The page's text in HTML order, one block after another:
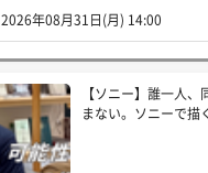
2026年08月31日(月) 14:00
【ソニー】誰一人、
まない。ソニーで描